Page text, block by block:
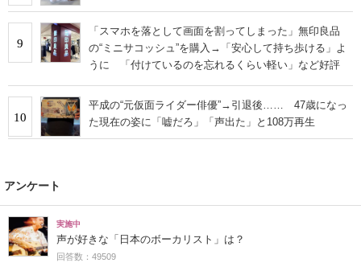
9
「スマホを落として画面を割ってしまった」無印良品
の“ミニサコッシュ”を購入→「安心して持ち歩ける」よ
うに 「付けているのを忘れるくらい軽い」など好評
10
平成の“元仮面ライダー俳優”→引退後…… 47歳になっ
た現在の姿に「嘘だろ」「声出た」と108万再生
アンケート
実施中
声が好きな「日本のボーカリスト」は？
回答数：49509